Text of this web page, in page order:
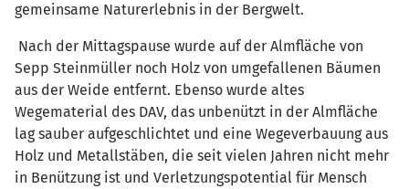
gemeinsame Naturerlebnis in der Bergwelt.
Nach der Mittagspause wurde auf der Almfläche von
Sepp Steinmüller noch Holz von umgefallenen Bäumen
aus der Weide entfernt. Ebenso wurde altes
Wegematerial des DAV, das unbenützt in der Almfläche
lag sauber aufgeschlichtet und eine Wegeverbauung aus
Holz und Metallstäben, die seit vielen Jahren nicht mehr
in Benützung ist und Verletzungspotential für Mensch